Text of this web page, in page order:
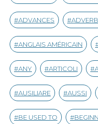
ADVANCES
ANGLAIS AMÉRICAIN
ANY ARTICOLI
AUSILIARE AUSSI
BE USED TO